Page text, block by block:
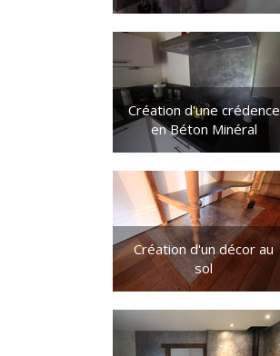
Création d'une crédence
en Béton Minéral
Création d'un décor au
sol